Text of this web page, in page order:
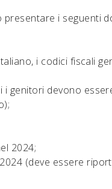
presentare i seguenti
i codici fiscali
devono
2024;
(deve essere